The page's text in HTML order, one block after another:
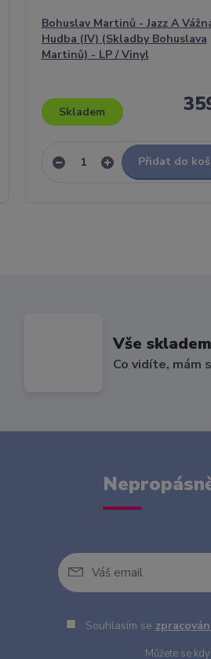
Bohuslav Martinů - Jazz A
Hudba (IV) (Skladby Bohuslava
Martinů) - LP / Vinyl
Skladem
Přidat do
Vše skladem
Co vidíte, mám
Souhlasím se
Můžete se